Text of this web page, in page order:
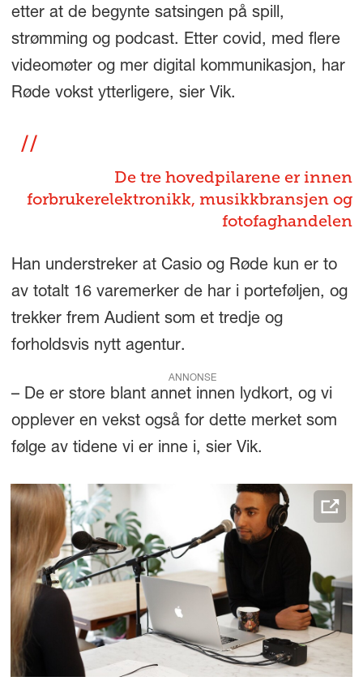
etter at de begynte satsingen på spill,
strømming og podcast. Etter covid, med flere
videomøter og mer digital kommunikasjon, har
Røde vokst ytterligere, sier Vik.
De tre hovedpilarene er innen
forbrukerelektronikk, musikkbransjen og
fotofaghandelen
Han understreker at Casio og Røde kun er to
av totalt 16 varemerker de har i porteføljen, og
trekker frem Audient som et tredje og
forholdsvis nytt agentur.
ANNONSE
– De er store blant annet innen lydkort, og vi
opplever en vekst også for dette merket som
følge av tidene vi er inne i, sier Vik.